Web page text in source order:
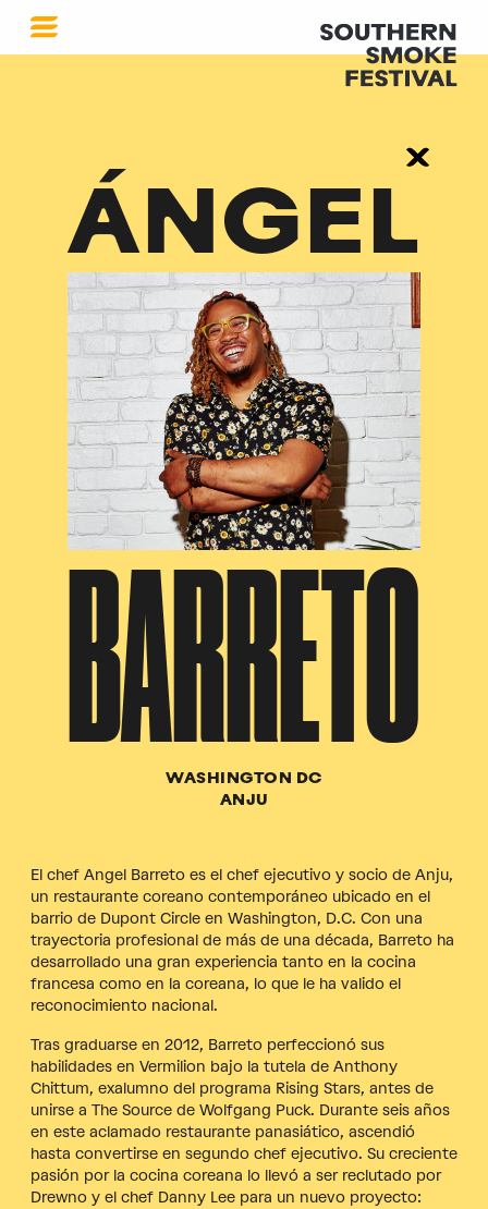
ÁNGEL
BARRETO
WASHINGTON DC
ANJU
El chef Angel Barreto es el chef ejecutivo y socio de Anju,
un restaurante coreano contemporáneo ubicado en el
barrio de Dupont Circle en Washington, D.C. Con una
trayectoria profesional de más de una década, Barreto ha
desarrollado una gran experiencia tanto en la cocina
francesa como en la coreana, lo que le ha valido el
reconocimiento nacional.
Tras graduarse en 2012, Barreto perfeccionó sus
habilidades en Vermilion bajo la tutela de Anthony
Chittum, exalumno del programa Rising Stars, antes de
unirse a The Source de Wolfgang Puck. Durante seis años
en este aclamado restaurante panasiático, ascendió
hasta convertirse en segundo chef ejecutivo. Su creciente
pasión por la cocina coreana lo llevó a ser reclutado por
Drewno y el chef Danny Lee para un nuevo proyecto: